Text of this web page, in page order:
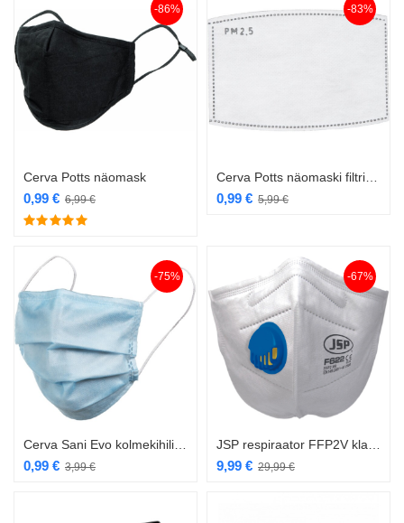
-86%
Cerva Potts näomask
6,99€
0,99 €
-83%
5,99€
0,99 €
-75%
3,99€
0,99 €
-67%
29,99€
9,99 €